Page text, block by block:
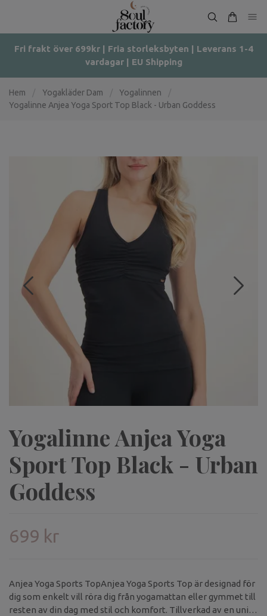
Fri frakt över 699kr | Fria storleksbyten | Leverans 1-4
vardagar | EU Shipping
Hem Yogakläder Dam Yogalinnen
Yogalinne Anjea Yoga Sport Top Black - Urban Goddess
Yogalinne Anjea Yoga
Sport Top Black - Urban
Goddess
699 kr
Anjea Yoga Sports TopAnjea Yoga Sports Top är designad för
dig som enkelt vill röra dig från yogamattan eller gymmet till
resten av din dag med stil och komfort. Tillverkad av en unik